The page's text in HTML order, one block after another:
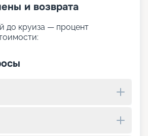
и возврата
до круиза — процент